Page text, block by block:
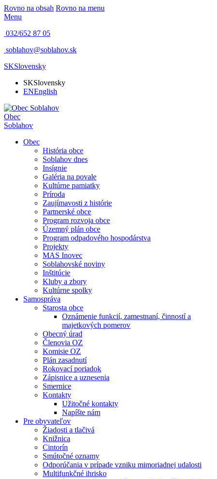
Rovno na obsah Rovno na menu
Menu
032/652 87 05
soblahov@soblahov.sk
SKSlovensky
SKSlovensky
ENEnglish
Obec
Soblahov
Obec
História obce
Soblahov dnes
Insígnie
Galéria na povale
Kultúrne pamiatky
Príroda
Zaujímavosti z histórie
Partnerské obce
Program rozvoja obce
Územný plán obce
Program odpadového hospodárstva
Projekty
MAS Inovec
Soblahovské noviny
Inštitúcie
Kluby a zbory
Kultúrne spolky
Samospráva
Starosta obce
Oznámenie funkcií, zamestnaní, činností a
majetkových pomerov
Obecný úrad
Členovia OZ
Komisie OZ
Plán zasadnutí
Rokovací poriadok
Zápisnice a uznesenia
Smernice
Kontakty
Užitočné kontakty
Napíšte nám
Pre obyvateľov
Žiadosti a tlačivá
Knižnica
Cintorín
Smútočné oznamy
Odporúčania v prípade vzniku mimoriadnej udalosti
Multifunkčné ihrisko